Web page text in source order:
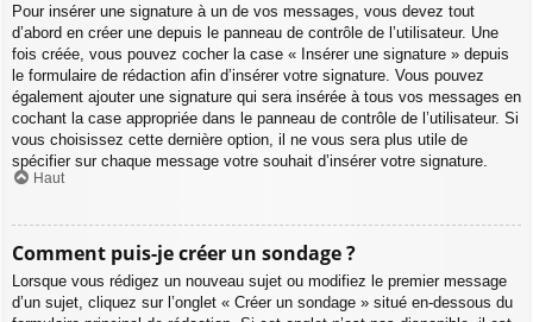
Pour insérer une signature à un de vos messages, vous devez tout
d’abord en créer une depuis le panneau de contrôle de l’utilisateur. Une
fois créée, vous pouvez cocher la case « Insérer une signature » depuis
le formulaire de rédaction afin d’insérer votre signature. Vous pouvez
également ajouter une signature qui sera insérée à tous vos messages en
cochant la case appropriée dans le panneau de contrôle de l’utilisateur. Si
vous choisissez cette dernière option, il ne vous sera plus utile de
spécifier sur chaque message votre souhait d’insérer votre signature.
Haut
Comment puis-je créer un sondage ?
Lorsque vous rédigez un nouveau sujet ou modifiez le premier message
d’un sujet, cliquez sur l’onglet « Créer un sondage » situé en-dessous du